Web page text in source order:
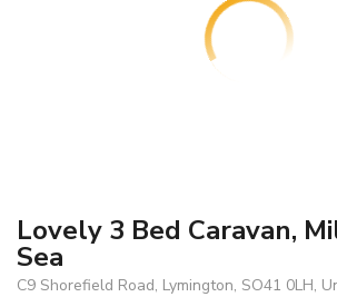
Lovely 3 Bed Caravan,
Sea
C9 Shorefield Road, Lymington, SO41 0LH,